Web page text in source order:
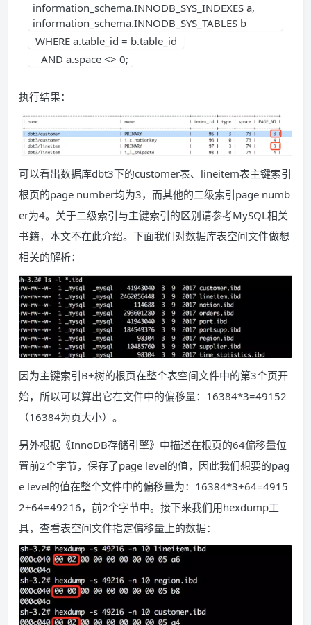
information_schema.INNODB_SYS_INDEXES a,
information_schema.INNODB_SYS_TABLES b
WHERE a.table_id = b.table_id
AND a.space <> 0;
执行结果：
可以看出数据库dbt3下的customer表、lineitem表主键索引
根页的page number均为3，而其他的二级索引page numb
er为4。关于二级索引与主键索引的区别请参考MySQL相关
书籍，本文不在此介绍。下面我们对数据库表空间文件做想
相关的解析：
因为主键索引B+树的根页在整个表空间文件中的第3个页开
始，所以可以算出它在文件中的偏移量：16384*3=49152
（16384为页大小）。
另外根据《InnoDB存储引擎》中描述在根页的64偏移量位
置前2个字节，保存了page level的值，因此我们想要的pag
e level的值在整个文件中的偏移量为：16384*3+64=4915
2+64=49216，前2个字节中。接下来我们用hexdump工
具，查看表空间文件指定偏移量上的数据：